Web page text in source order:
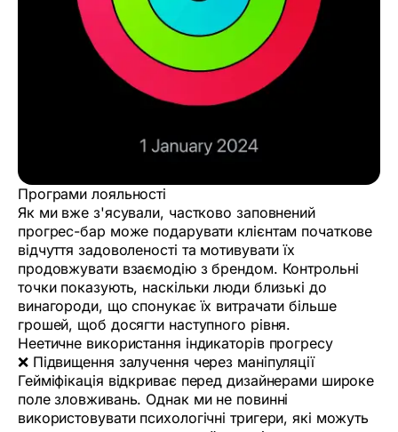
Програми лояльності
Як ми вже з'ясували, частково заповнений
прогрес-бар може подарувати клієнтам початкове
відчуття задоволеності та мотивувати їх
продовжувати взаємодію з брендом. Контрольні
точки показують, наскільки люди близькі до
винагороди, що спонукає їх витрачати більше
грошей, щоб досягти наступного рівня.
Неетичне використання індикаторів прогресу
❌ Підвищення залучення через маніпуляції
Гейміфікація відкриває перед дизайнерами широке
поле зловживань. Однак ми не повинні
використовувати психологічні тригери, які можуть